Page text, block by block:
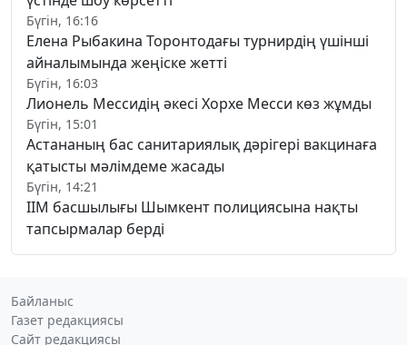
Бүгін, 16:16
Елена Рыбакина Торонтодағы турнирдің үшінші
айналымында жеңіске жетті
Бүгін, 16:03
Лионель Мессидің әкесі Хорхе Месси көз жұмды
Бүгін, 15:01
Астананың бас санитариялық дәрігері вакцинаға
қатысты мәлімдеме жасады
Бүгін, 14:21
ІІМ басшылығы Шымкент полициясына нақты
тапсырмалар берді
Байланыс
Газет редакциясы
Сайт редакциясы